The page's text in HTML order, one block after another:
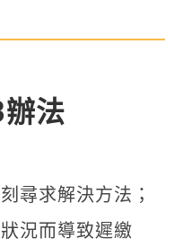
法
尋求解決方法；
況而導致遲繳